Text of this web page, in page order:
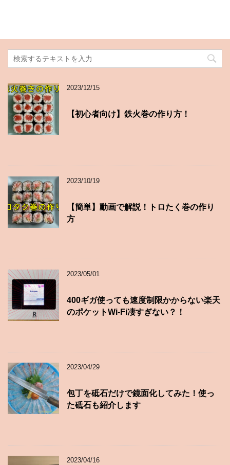
2023/12/15
【初心者向け】鉄火巻の作り方！
2023/10/19
【簡単】動画で解説！トロたく巻の作り
方
2023/05/01
400ギガ使っても速度制限かからない楽天
のポケットWi-Fi凄すぎない？！
2023/04/29
包丁を砥石だけで鏡面化してみた！使っ
た砥石も紹介します
2023/04/16